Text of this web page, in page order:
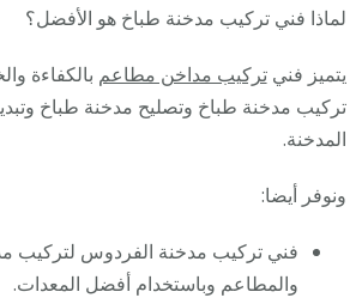
لماذا فني تركيب مدخنة طباخ هو الأفضل؟
يتميز فنيتركيب مداخن مطاعم بالكفاءة
تركيب مدخنة طباخ وتصليح مدخنة طباخ
المدخنة.
ونوفر أيضا:
فني تركيب مدخنة الفردوس لتركيب
والمطاعم وباستخدام أفضل المعدات.